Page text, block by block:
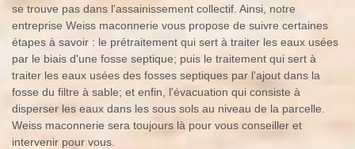
se trouve pas dans l'assainissement collectif. Ainsi, notre
entreprise Weiss maconnerie vous propose de suivre certaines
étapes à savoir : le prétraitement qui sert à traiter les eaux usées
par le biais d'une fosse septique; puis le traitement qui sert à
traiter les eaux usées des fosses septiques par l'ajout dans la
fosse du filtre à sable; et enfin, l'évacuation qui consiste à
disperser les eaux dans les sous sols au niveau de la parcelle.
Weiss maconnerie sera toujours là pour vous conseiller et
intervenir pour vous.